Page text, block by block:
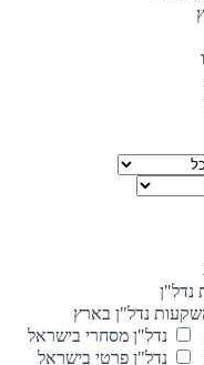
נדל"ן
נדל"ן בארץ
נדל"ן מסחרי בישראל
נדל"ן פרטי בישראל